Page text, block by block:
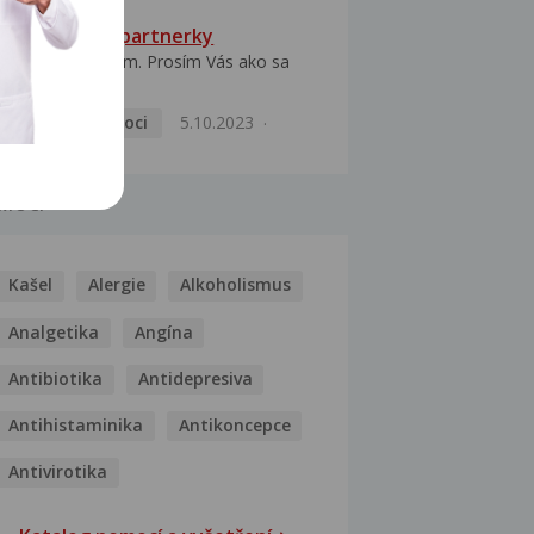
HPV typ 52 u partnerky
Dobrý deň prajem. Prosím Vás ako sa
Pohlavní nemoci
5.10.2023
Kašel Alergie Alkoholismus
Analgetika Angína
Antibiotika Antidepresiva
Antihistaminika Antikoncepce
Antivirotika